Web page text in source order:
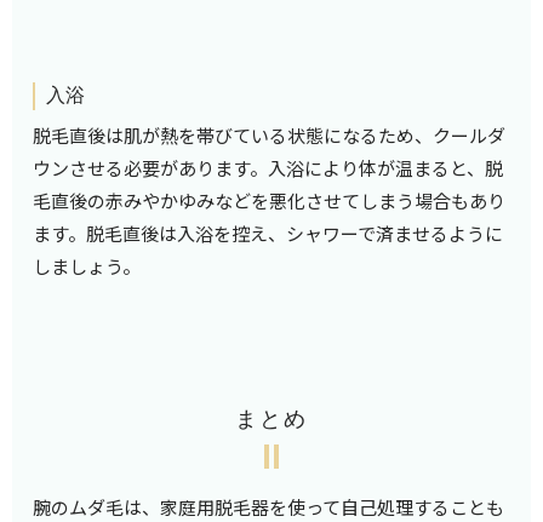
入浴
脱毛直後は肌が熱を帯びている状態になるため、クールダ
ウンさせる必要があります。入浴により体が温まると、脱
毛直後の赤みやかゆみなどを悪化させてしまう場合もあり
ます。脱毛直後は入浴を控え、シャワーで済ませるように
しましょう。
まとめ
腕のムダ毛は、家庭用脱毛器を使って自己処理することも